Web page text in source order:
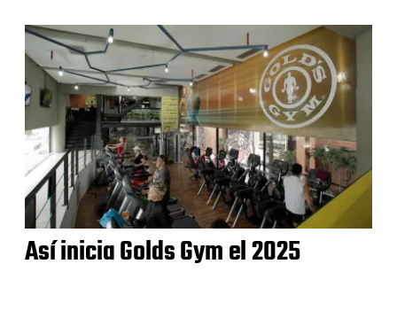
Así inicia Golds Gym el 2025